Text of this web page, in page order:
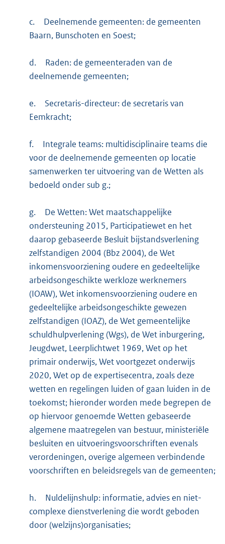
c.
Deelnemende gemeenten: de gemeenten
Baarn, Bunschoten en Soest;
d.
Raden: de gemeenteraden van de
deelnemende gemeenten;
e.
Secretaris-directeur: de secretaris van
Eemkracht;
f.
Integrale teams: multidisciplinaire teams die
voor de deelnemende gemeenten op locatie
samenwerken ter uitvoering van de Wetten als
bedoeld onder sub g.;
g.
De Wetten: Wet maatschappelijke
ondersteuning 2015, Participatiewet en het
daarop gebaseerde Besluit bijstandsverlening
zelfstandigen 2004 (Bbz 2004), de Wet
inkomensvoorziening oudere en gedeeltelijke
arbeidsongeschikte werkloze werknemers
(IOAW), Wet inkomensvoorziening oudere en
gedeeltelijke arbeidsongeschikte gewezen
zelfstandigen (IOAZ), de Wet gemeentelijke
schuldhulpverlening (Wgs), de Wet inburgering,
Jeugdwet, Leerplichtwet 1969, Wet op het
primair onderwijs, Wet voortgezet onderwijs
2020, Wet op de expertisecentra, zoals deze
wetten en regelingen luiden of gaan luiden in de
toekomst; hieronder worden mede begrepen de
op hiervoor genoemde Wetten gebaseerde
algemene maatregelen van bestuur, ministeriële
besluiten en uitvoeringsvoorschriften evenals
verordeningen, overige algemeen verbindende
voorschriften en beleidsregels van de gemeenten;
h.
Nuldelijnshulp: informatie, advies en niet-
complexe dienstverlening die wordt geboden
door (welzijns)organisaties;